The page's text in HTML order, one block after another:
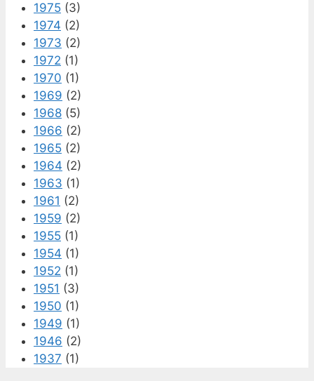
1975 (3)
1974 (2)
1973 (2)
1972 (1)
1970 (1)
1969 (2)
1968 (5)
1966 (2)
1965 (2)
1964 (2)
1963 (1)
1961 (2)
1959 (2)
1955 (1)
1954 (1)
1952 (1)
1951 (3)
1950 (1)
1949 (1)
1946 (2)
1937 (1)